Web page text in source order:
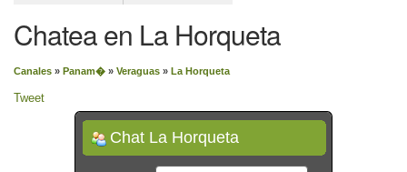
Chatea en La Horqueta
Canales » Panam� » Veraguas » La Horqueta
Tweet
Chat La Horqueta